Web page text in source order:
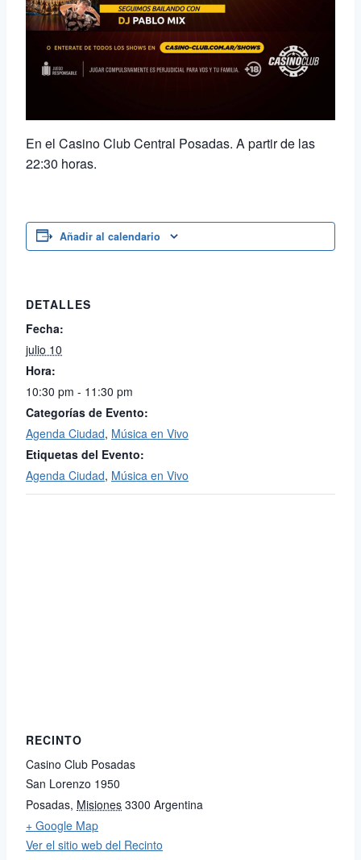
En el Casino Club Central Posadas. A partir de las
22:30 horas.
Añadir al calendario
DETALLES
Fecha:
julio 10
Hora:
10:30 pm - 11:30 pm
Categorías de Evento:
Agenda Ciudad, Música en Vivo
Etiquetas del Evento:
Agenda Ciudad, Música en Vivo
RECINTO
Casino Club Posadas
San Lorenzo 1950
Posadas, Misiones 3300 Argentina
+ Google Map
Ver el sitio web del Recinto